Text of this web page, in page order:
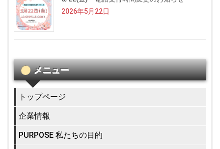
2026年5月22日
メニュー
トップページ
企業情報
PURPOSE 私たちの目的